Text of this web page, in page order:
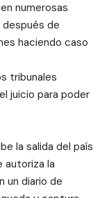
numerosas
después de
haciendo caso
tribunales
juicio para poder
la salida del país
autoriza la
un diario de